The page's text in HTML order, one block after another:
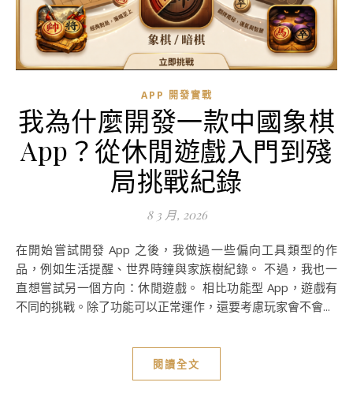
APP 開發實戰
我為什麼開發一款中國象棋
App？從休閒遊戲入門到殘
局挑戰紀錄
8 3 月, 2026
在開始嘗試開發 App 之後，我做過一些偏向工具類型的作
品，例如生活提醒、世界時鐘與家族樹紀錄。 不過，我也一
直想嘗試另一個方向：休閒遊戲。 相比功能型 App，遊戲有
不同的挑戰。除了功能可以正常運作，還要考慮玩家會不會...
閱讀全文